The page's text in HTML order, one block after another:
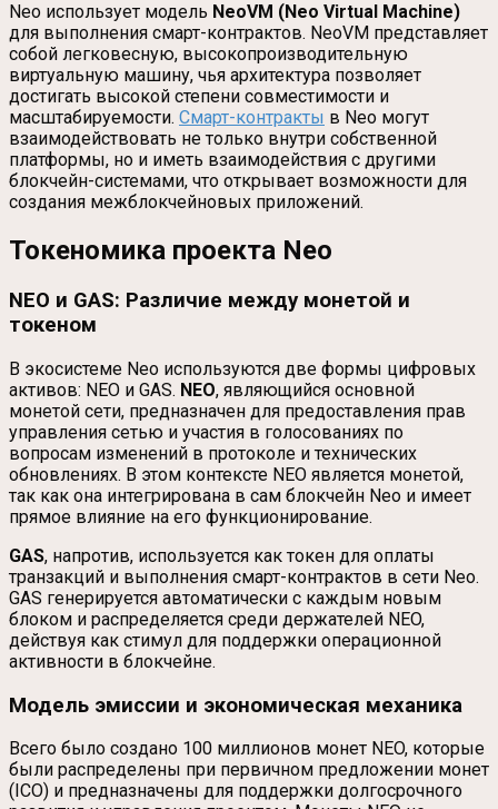
Neo использует модель NeoVM (Neo Virtual Machine)
для выполнения смарт-контрактов. NeoVM представляет
собой легковесную, высокопроизводительную
виртуальную машину, чья архитектура позволяет
достигать высокой степени совместимости и
масштабируемости. Смарт-контракты в Neo могут
взаимодействовать не только внутри собственной
платформы, но и иметь взаимодействия с другими
блокчейн-системами, что открывает возможности для
создания межблокчейновых приложений.
Токеномика проекта Neo
NEO и GAS: Различие между монетой и
токеном
В экосистеме Neo используются две формы цифровых
активов: NEO и GAS. NEO, являющийся основной
монетой сети, предназначен для предоставления прав
управления сетью и участия в голосованиях по
вопросам изменений в протоколе и технических
обновлениях. В этом контексте NEO является монетой,
так как она интегрирована в сам блокчейн Neo и имеет
прямое влияние на его функционирование.
GAS, напротив, используется как токен для оплаты
транзакций и выполнения смарт-контрактов в сети Neo.
GAS генерируется автоматически с каждым новым
блоком и распределяется среди держателей NEO,
действуя как стимул для поддержки операционной
активности в блокчейне.
Модель эмиссии и экономическая механика
Всего было создано 100 миллионов монет NEO, которые
были распределены при первичном предложении монет
(ICO) и предназначены для поддержки долгосрочного